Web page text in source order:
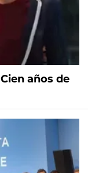
años de